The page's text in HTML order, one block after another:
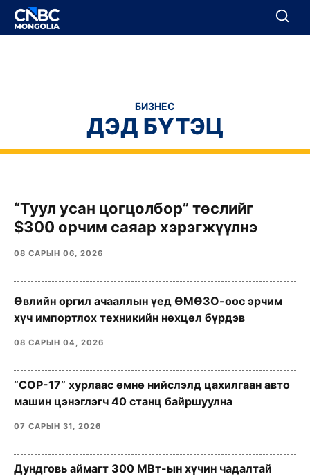
BREAKING
Цуцлах
БИЗНЕС
ДЭД БҮТЭЦ
“Туул усан цогцолбор” төслийг
$300 орчим саяар хэрэгжүүлнэ
08 САРЫН 06, 2026
Өвлийн оргил ачааллын үед ӨМӨЗО-оос эрчим
хүч импортлох техникийн нөхцөл бүрдэв
08 САРЫН 04, 2026
“COP-17” хурлаас өмнө нийслэлд цахилгаан авто
машин цэнэглэгч 40 станц байршуулна
07 САРЫН 31, 2026
Дундговь аймагт 300 МВт-ын хүчин чадалтай